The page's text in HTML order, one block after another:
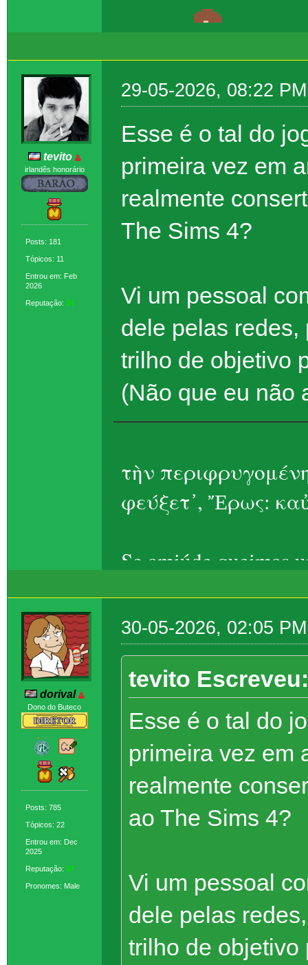
tevito
irlandês honorário
Posts: 181
Tópicos: 11
Entrou em: Feb
2026
Reputação: 24
29-05-2026, 08:22 PM
Esse é o tal do
primeira vez em
realmente
The Sims 4?
Vi um pessoal
dele pelas
trilho de objetivo
(Não que eu não
τὴν
φεύξετ᾽, Ἔρως:
Se amiúde queimas
Eros, ela foge –
dorival
Dono do Buteco
Posts: 785
Tópicos: 22
Entrou em: Dec
2025
Reputação: 37
Pronomes: Male
30-05-2026, 02:05 PM
tevito Escreveu:
Esse é o tal do
primeira vez em
realmente
ao The Sims 4?
Vi um pessoal
dele pelas
trilho de objetivo